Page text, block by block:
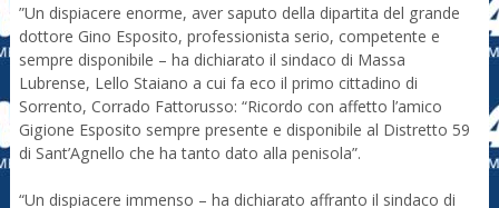
”Un dispiacere enorme, aver saputo della dipartita del grande
dottore Gino Esposito, professionista serio, competente e
sempre disponibile – ha dichiarato il sindaco di Massa
Lubrense, Lello Staiano a cui fa eco il primo cittadino di
Sorrento, Corrado Fattorusso: “Ricordo con affetto l’amico
Gigione Esposito sempre presente e disponibile al Distretto 59
di Sant’Agnello che ha tanto dato alla penisola”.
“Un dispiacere immenso – ha dichiarato affranto il sindaco di